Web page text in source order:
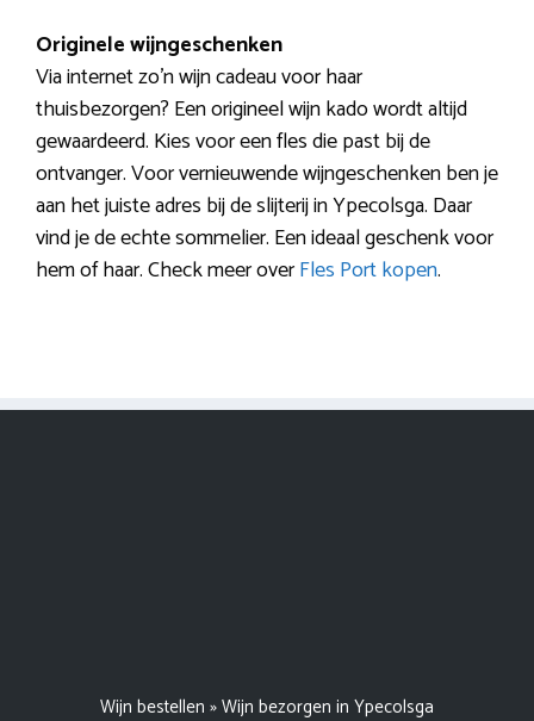
Originele wijngeschenken
Via internet zo’n wijn cadeau voor haar
thuisbezorgen? Een origineel wijn kado wordt altijd
gewaardeerd. Kies voor een fles die past bij de
ontvanger. Voor vernieuwende wijngeschenken ben je
aan het juiste adres bij de slijterij in Ypecolsga. Daar
vind je de echte sommelier. Een ideaal geschenk voor
hem of haar. Check meer overFles Port kopen.
Wijn bestellen »Wijn bezorgen in Ypecolsga